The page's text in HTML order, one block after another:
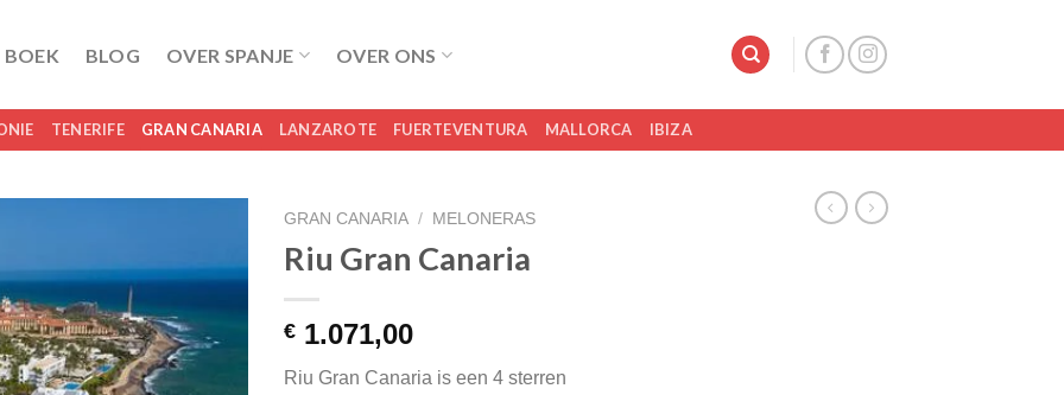
BOEK BLOG OVER SPANJE OVER ONS
TENERIFE GRAN CANARIA LANZAROTE FUERTEVENTURA MALLORCA IBIZA
GRAN CANARIA / MELONERAS
Riu Gran Canaria
€ 1.071,00
Riu Gran Canaria is een 4 sterren